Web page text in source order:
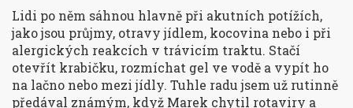
Lidi po něm sáhnou hlavně při akutních potížích,
jako jsou průjmy, otravy jídlem, kocovina nebo i při
alergických reakcích v trávicím traktu. Stačí
otevřít krabičku, rozmíchat gel ve vodě a vypít ho
na lačno nebo mezi jídly. Tuhle radu jsem už rutinně
předával známým, když Marek chytil rotaviry a